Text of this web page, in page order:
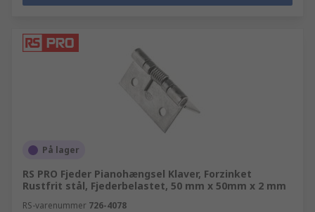
På lager
RS PRO Fjeder Pianohængsel Klaver, Forzinket
Rustfrit stål, Fjederbelastet, 50 mm x 50mm x 2 mm
RS-varenummer 726-4078